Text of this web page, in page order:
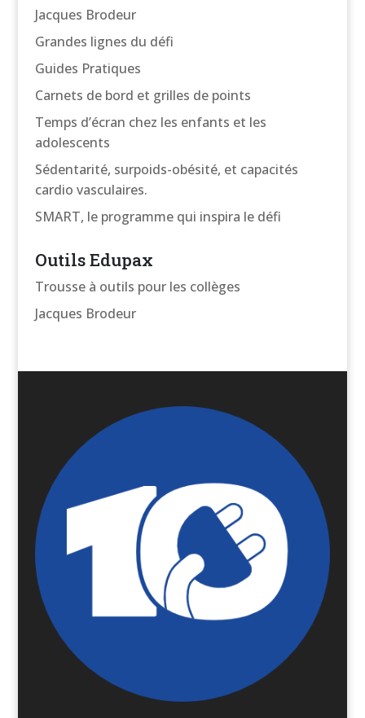
Jacques Brodeur
Grandes lignes du défi
Guides Pratiques
Carnets de bord et grilles de points
Temps d’écran chez les enfants et les
adolescents
Sédentarité, surpoids-obésité, et capacités
cardio vasculaires.
SMART, le programme qui inspira le défi
Outils Edupax
Trousse à outils pour les collèges
Jacques Brodeur